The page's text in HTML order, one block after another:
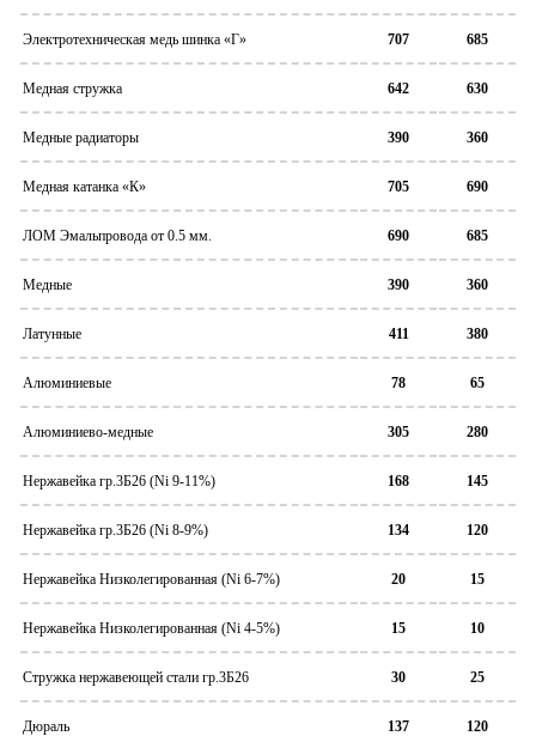
Электротехническая медь шинка «Г» 707 685
Медная стружка 642 630
Медные радиаторы 390 360
Медная катанка «К» 705 690
ЛОМ Эмальпровода от 0.5 мм. 690 685
Медные 390 360
Латунные 411 380
Алюминиевые 78 65
Алюминиево-медные 305 280
Нержавейка гр.3Б26 (Ni 9-11%) 168 145
Нержавейка гр.3Б26 (Ni 8-9%) 134 120
Нержавейка Низколегированная (Ni 6-7%) 20 15
Нержавейка Низколегированная (Ni 4-5%) 15 10
Стружка нержавеющей стали гр.3Б26 30 25
Дюраль 137 120